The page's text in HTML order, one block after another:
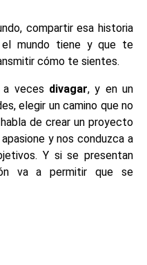
compartir esa historia
el mundo tiene y que te
cómo te sientes.
a veces divagar, y en un
elegir un camino que no
de crear un proyecto
y nos conduzca a
Y si se presentan
va a permitir que se